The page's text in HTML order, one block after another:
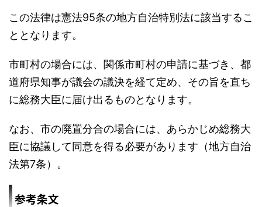
この法律は憲法95条の地方自治特別法に該当するこ
ととなります。
市町村の場合には、関係市町村の申請に基づき、都
道府県知事が議会の議決を経て定め、その旨を直ち
に総務大臣に届け出るものとなります。
なお、市の廃置分合の場合には、あらかじめ総務大
臣に協議して同意を得る必要があります（地方自治
法第7条）。
参考条文